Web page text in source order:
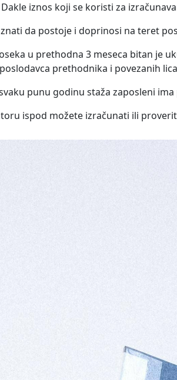
Dakle iznos koji se koristi za
da postoje i doprinosi na teret
u prethodna 3 meseca bitan je
prethodnika i povezanih
punu godinu staža zaposleni
ispod možete izračunati ili